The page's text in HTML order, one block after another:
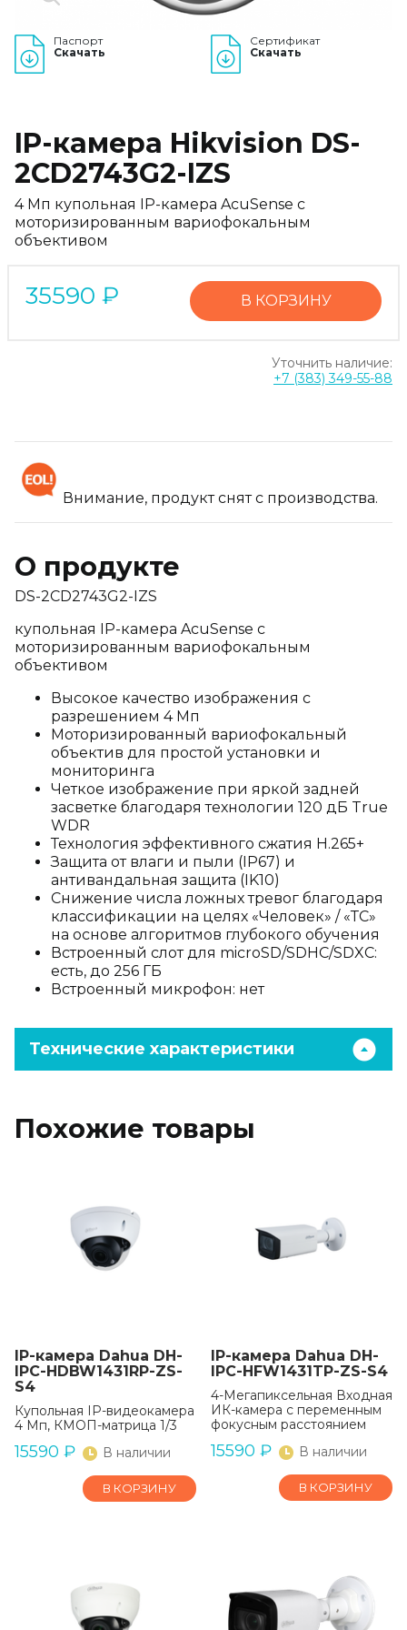
Паспорт
Скачать
Сертификат
Скачать
IP-камера Hikvision DS-
2CD2743G2-IZS
4 Мп купольная IP-камера AcuSense c
моторизированным вариофокальным
объективом
35590 ₽ В КОРЗИНУ
Уточнить наличие:
+7 (383) 349-55-88
Внимание, продукт снят с производства.
О продукте
DS-2CD2743G2-IZS
купольная IP-камера AcuSense c
моторизированным вариофокальным
объективом
Высокое качество изображения с
разрешением 4 Мп
Моторизированный вариофокальный
объектив для простой установки и
мониторинга
Четкое изображение при яркой задней
засветке благодаря технологии 120 дБ True
WDR
Технология эффективного сжатия H.265+
Защита от влаги и пыли (IP67) и
антивандальная защита (IK10)
Снижение числа ложных тревог благодаря
классификации на целях «Человек» / «ТС»
на основе алгоритмов глубокого обучения
Встроенный слот для microSD/SDHC/SDXC:
есть, до 256 ГБ
Встроенный микрофон: нет
Технические характеристики
Похожие товары
IP-камера Dahua DH-
IPC-HDBW1431RP-ZS-
S4
Купольная IP-видеокамера
4 Мп, КМОП-матрица 1/3
15590 ₽ В наличии
В КОРЗИНУ
IP-камера Dahua DH-
IPC-HFW1431TP-ZS-S4
4-Мегапиксельная Входная
ИК-камера с переменным
фокусным расстоянием
15590 ₽ В наличии
В КОРЗИНУ